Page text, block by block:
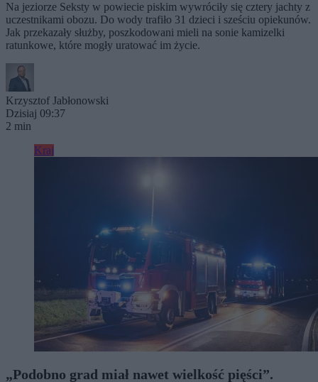
Na jeziorze Seksty w powiecie piskim wywróciły się cztery jachty z
uczestnikami obozu. Do wody trafiło 31 dzieci i sześciu opiekunów.
Jak przekazały służby, poszkodowani mieli na sonie kamizelki
ratunkowe, które mogły uratować im życie.
Krzysztof Jabłonowski
Dzisiaj 09:37
2 min
Kraj
„Podobno grad miał nawet wielkość pięści”.